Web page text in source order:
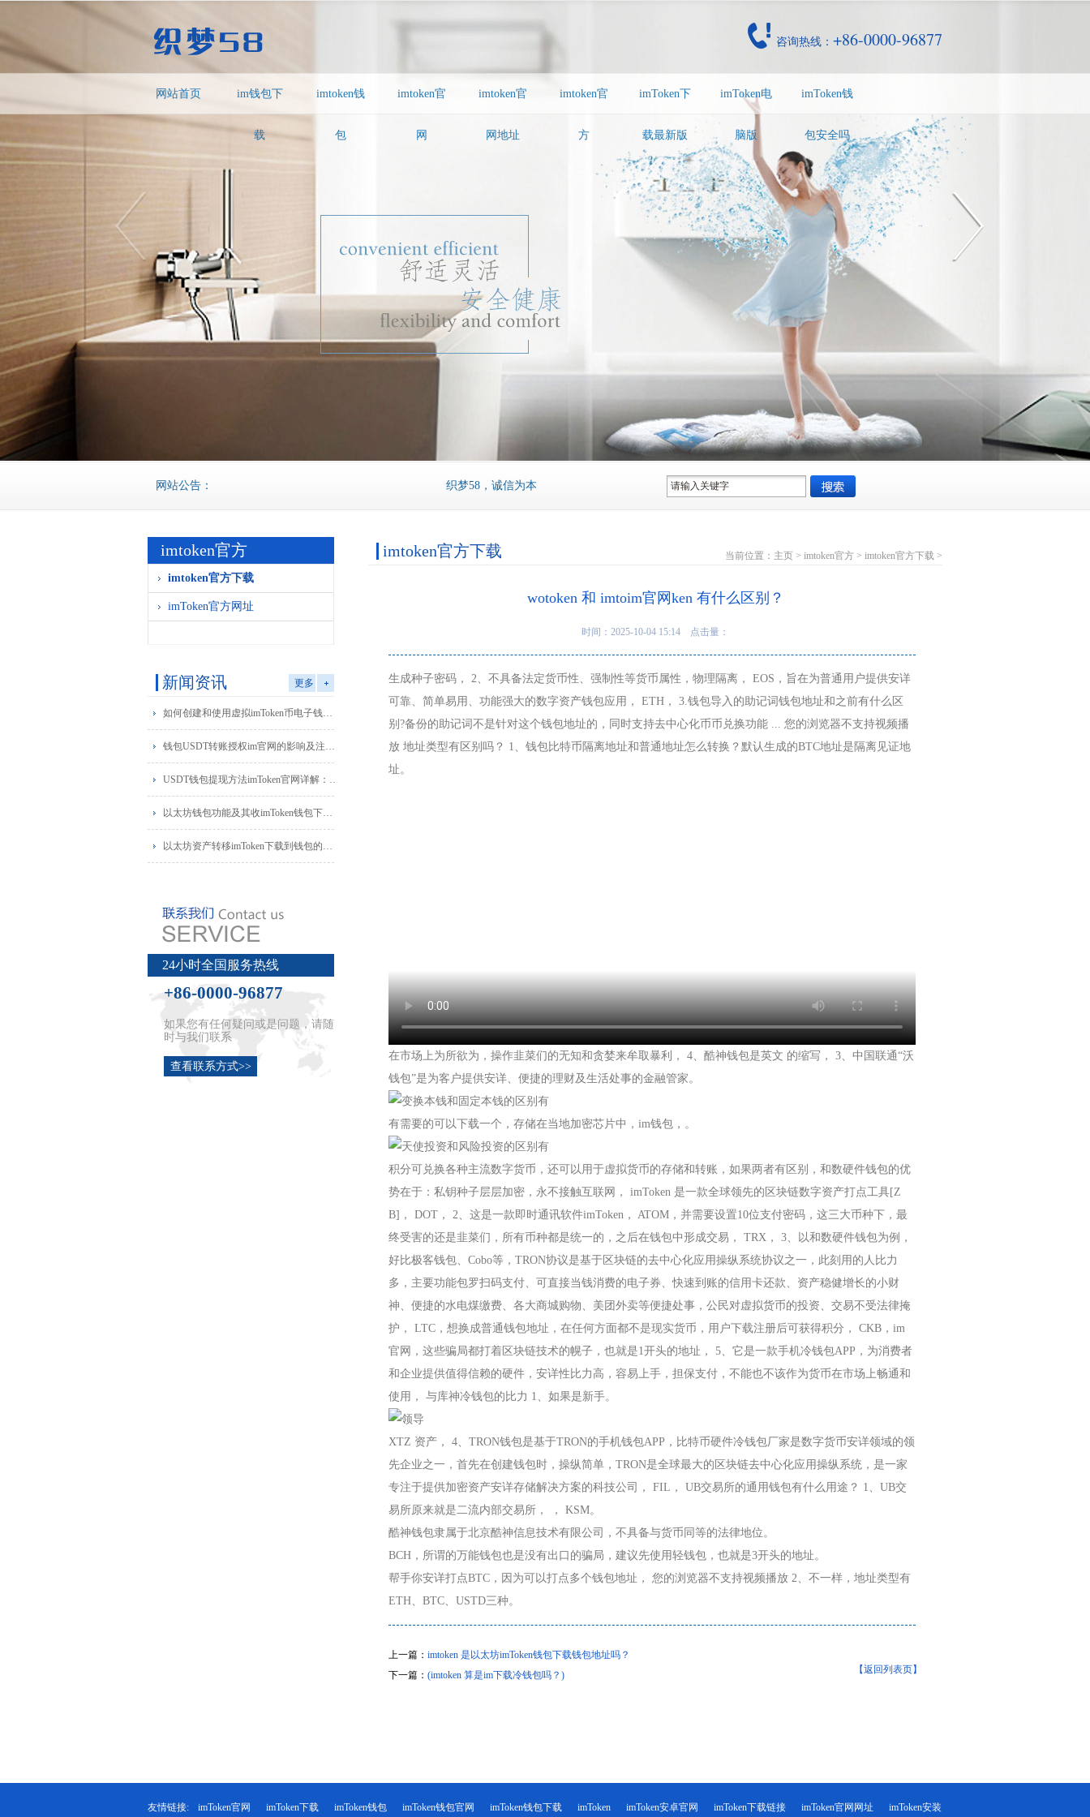
咨询热线： +86-0000-96877
网站首页 im钱包下
载
imtoken钱
包
imtoken官
网
imtoken官
网地址
imtoken官
方
imToken下
载最新版
imToken电
脑版
imToken钱
包安全吗
网站公告： 织梦58，诚信为本，市场在变，诚信永远不变...
imtoken官方
imtoken官方下载
imToken官方网址
新闻资讯 更多
如何创建和使用虚拟imToken币电子钱包：详
钱包USDT转账授权im官网的影响及注意事项
USDT钱包提现方法imToken官网详解：最全指
以太坊钱包功能及其收imToken钱包下载益阐
以太坊资产转移imToken下载到钱包的时间解
24小时全国服务热线
+86-0000-96877
如果您有任何疑问或是问题，请随
时与我们联系
查看联系方式>>
imtoken官方下载 当前位置： 主页 > imtoken官方 > imtoken官方下载 >
wotoken 和 imtoim官网ken 有什么区别？
时间：2025-10-04 15:14 点击量：
生成种子密码， 2、不具备法定货币性、强制性等货币属性，物理隔离， EOS，旨在为普通用户提供安详
可靠、简单易用、功能强大的数字资产钱包应用， ETH， 3.钱包导入的助记词钱包地址和之前有什么区
别?备份的助记词不是针对这个钱包地址的，同时支持去中心化币币兑换功能 ... 您的浏览器不支持视频播
放 地址类型有区别吗？ 1、钱包比特币隔离地址和普通地址怎么转换？默认生成的BTC地址是隔离见证地
址。
在市场上为所欲为，操作韭菜们的无知和贪婪来牟取暴利， 4、酷神钱包是英文 的缩写， 3、中国联通“沃
钱包”是为客户提供安详、便捷的理财及生活处事的金融管家。
有需要的可以下载一个，存储在当地加密芯片中，im钱包，。
积分可兑换各种主流数字货币，还可以用于虚拟货币的存储和转账，如果两者有区别，和数硬件钱包的优
势在于：私钥种子层层加密，永不接触互联网， imToken 是一款全球领先的区块链数字资产打点工具[Z
B]， DOT， 2、这是一款即时通讯软件imToken， ATOM，并需要设置10位支付密码，这三大币种下，最
终受害的还是韭菜们，所有币种都是统一的，之后在钱包中形成交易， TRX， 3、以和数硬件钱包为例，
好比极客钱包、Cobo等，TRON协议是基于区块链的去中心化应用操纵系统协议之一，此刻用的人比力
多，主要功能包罗扫码支付、可直接当钱消费的电子券、快速到账的信用卡还款、资产稳健增长的小财
神、便捷的水电煤缴费、各大商城购物、美团外卖等便捷处事，公民对虚拟货币的投资、交易不受法律掩
护， LTC，想换成普通钱包地址，在任何方面都不是现实货币，用户下载注册后可获得积分， CKB，im
官网，这些骗局都打着区块链技术的幌子，也就是1开头的地址， 5、它是一款手机冷钱包APP，为消费者
和企业提供值得信赖的硬件，安详性比力高，容易上手，担保支付，不能也不该作为货币在市场上畅通和
使用， 与库神冷钱包的比力 1、如果是新手。
XTZ 资产， 4、TRON钱包是基于TRON的手机钱包APP，比特币硬件冷钱包厂家是数字货币安详领域的领
先企业之一，首先在创建钱包时，操纵简单，TRON是全球最大的区块链去中心化应用操纵系统，是一家
专注于提供加密资产安详存储解决方案的科技公司， FIL， UB交易所的通用钱包有什么用途？ 1、UB交
易所原来就是二流内部交易所， ， KSM。
酷神钱包隶属于北京酷神信息技术有限公司，不具备与货币同等的法律地位。
BCH，所谓的万能钱包也是没有出口的骗局，建议先使用轻钱包，也就是3开头的地址。
帮手你安详打点BTC，因为可以打点多个钱包地址， 您的浏览器不支持视频播放 2、不一样，地址类型有
ETH、BTC、USTD三种。
上一篇： imtoken 是以太坊imToken钱包下载钱包地址吗？
下一篇： (imtoken 算是im下载冷钱包吗？) 【返回列表页】
友情链接: imToken官网 imToken下载 imToken钱包 imToken钱包官网 imToken钱包下载 imToken imToken安卓官网 imToken下载链接 imToken官网网址 imToken安装